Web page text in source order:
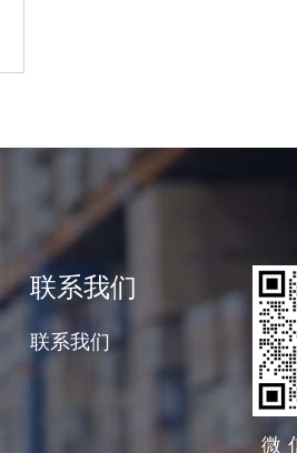
联系我们
联系我们
微